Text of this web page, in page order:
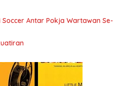
Soccer Antar Pokja Wartawan Se-